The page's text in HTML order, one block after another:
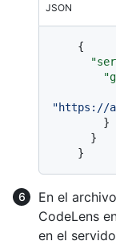
JSON
{
"https://
}
}
}
En el archivo
CodeLens
en el